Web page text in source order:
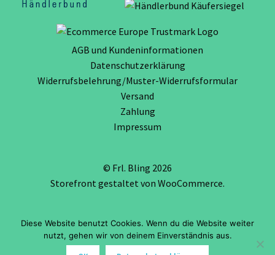
AGB und Kundeninformationen
Datenschutzerklärung
Widerrufsbelehrung/Muster-Widerrufsformular
Versand
Zahlung
Impressum
© Frl. Bling 2026
Storefront gestaltet von WooCommerce.
Vertrag widerrufen
Diese Website benutzt Cookies. Wenn du die Website weiter
nutzt, gehen wir von deinem Einverständnis aus.